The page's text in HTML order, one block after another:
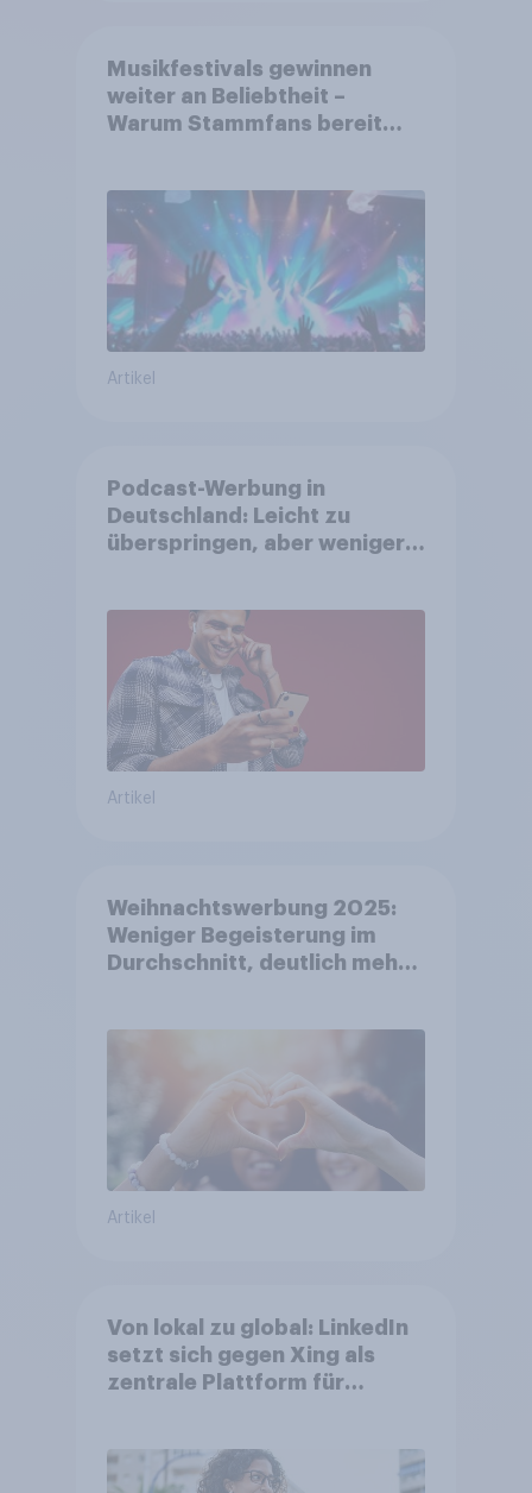
Musikfestivals gewinnen
weiter an Beliebtheit –
Warum Stammfans bereit
Artikel
Podcast-Werbung in
Deutschland: Leicht zu
überspringen, aber weniger
Artikel
Weihnachtswerbung 2025:
Weniger Begeisterung im
Durchschnitt, deutlich mehr
Artikel
Von lokal zu global: LinkedIn
setzt sich gegen Xing als
zentrale Plattform für